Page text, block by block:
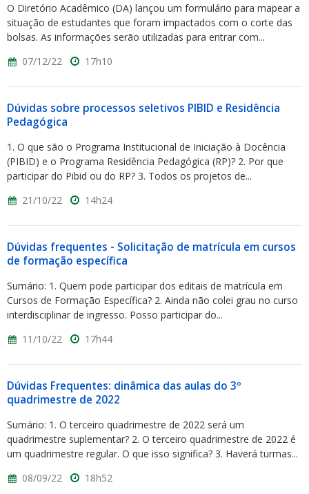
O Diretório Acadêmico (DA) lançou um formulário para mapear a
situação de estudantes que foram impactados com o corte das
bolsas. As informações serão utilizadas para entrar com...
07/12/22
17h10
Dúvidas sobre processos seletivos PIBID e Residência
Pedagógica
1. O que são o Programa Institucional de Iniciação à Docência
(PIBID) e o Programa Residência Pedagógica (RP)? 2. Por que
participar do Pibid ou do RP? 3. Todos os projetos de...
21/10/22
14h24
Dúvidas frequentes - Solicitação de matrícula em cursos
de formação específica
Sumário: 1. Quem pode participar dos editais de matrícula em
Cursos de Formação Específica? 2. Ainda não colei grau no curso
interdisciplinar de ingresso. Posso participar do...
11/10/22
17h44
Dúvidas Frequentes: dinâmica das aulas do 3º
quadrimestre de 2022
Sumário: 1. O terceiro quadrimestre de 2022 será um
quadrimestre suplementar? 2. O terceiro quadrimestre de 2022 é
um quadrimestre regular. O que isso significa? 3. Haverá turmas...
08/09/22
18h52